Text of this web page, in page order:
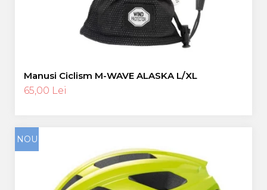
Manusi Ciclism M-WAVE ALASKA L/XL
65,00 Lei
NOU